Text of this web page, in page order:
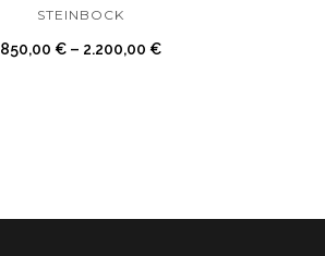
STEINBOCK
850,00 € – 2.200,00 €